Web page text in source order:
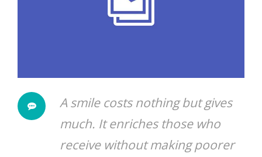
A smile costs nothing but gives
much. It enriches those who
receive without making poorer